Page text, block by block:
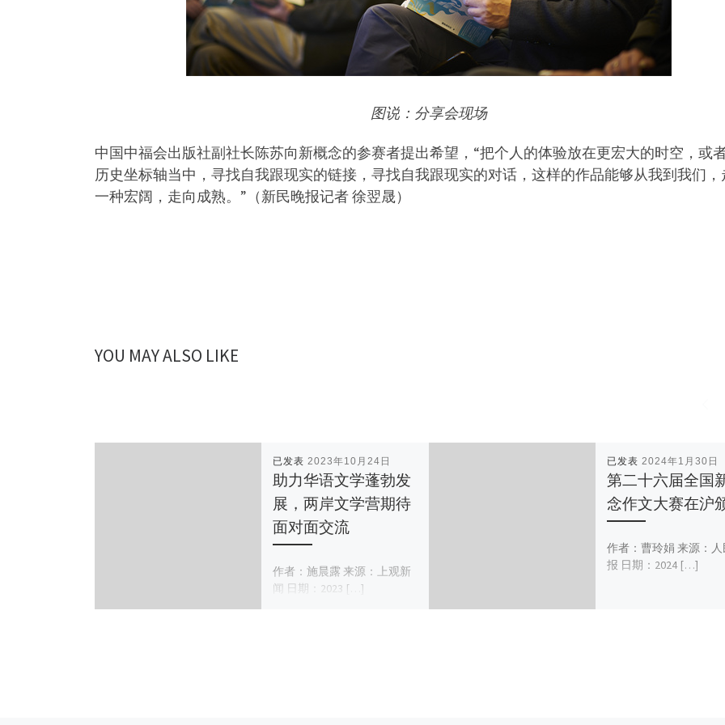
图说：分享会现场
中国中福会出版社副社长陈苏向新概念的参赛者提出希望，“把个人的体验放在更宏大的时空，或
历史坐标轴当中，寻找自我跟现实的链接，寻找自我跟现实的对话，这样的作品能够从我到我们，
一种宏阔，走向成熟。”（新民晚报记者 徐翌晟）
YOU MAY ALSO LIKE
已发表2023年10月24日
助力华语文学蓬勃发
展，两岸文学营期待
面对面交流
作者：施晨露 来源：上观新
闻 日期：2023 […]
已发表 2024年1月30日
第二十六届全国
念作文大赛在沪
作者：曹玲娟 来源：人
报 日期：2024 […]